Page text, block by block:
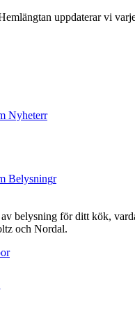
uppdaterar vi
Nyheterr
Belysningr
belysning för ditt kök,
och Nordal.